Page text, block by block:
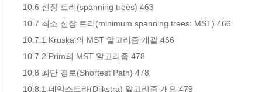
10.6 신장 트리(spanning trees) 463
10.7 최소 신장 트리(minimum spanning trees: MST) 466
10.7.1 Kruskal의 MST 알고리즘 개괄 466
10.7.2 Prim의 MST 알고리즘 478
10.8 최단 경로(Shortest Path) 478
10.8.1 데익스트라(Dijkstra) 알고리즘 개요 479